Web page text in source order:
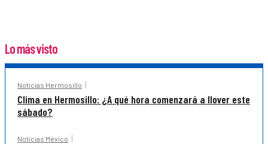
Lo más visto
Noticias Hermosillo
Clima en Hermosillo: ¿A qué hora comenzará a llover este
sábado?
Noticias México